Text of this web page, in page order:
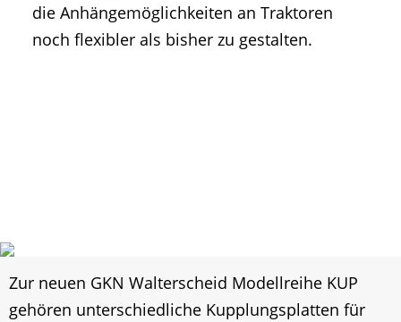
die Anhängemöglichkeiten an Traktoren
noch flexibler als bisher zu gestalten.
Zur neuen GKN Walterscheid Modellreihe KUP
gehören unterschiedliche Kupplungsplatten für